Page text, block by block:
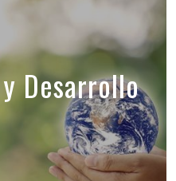
Desarrollo